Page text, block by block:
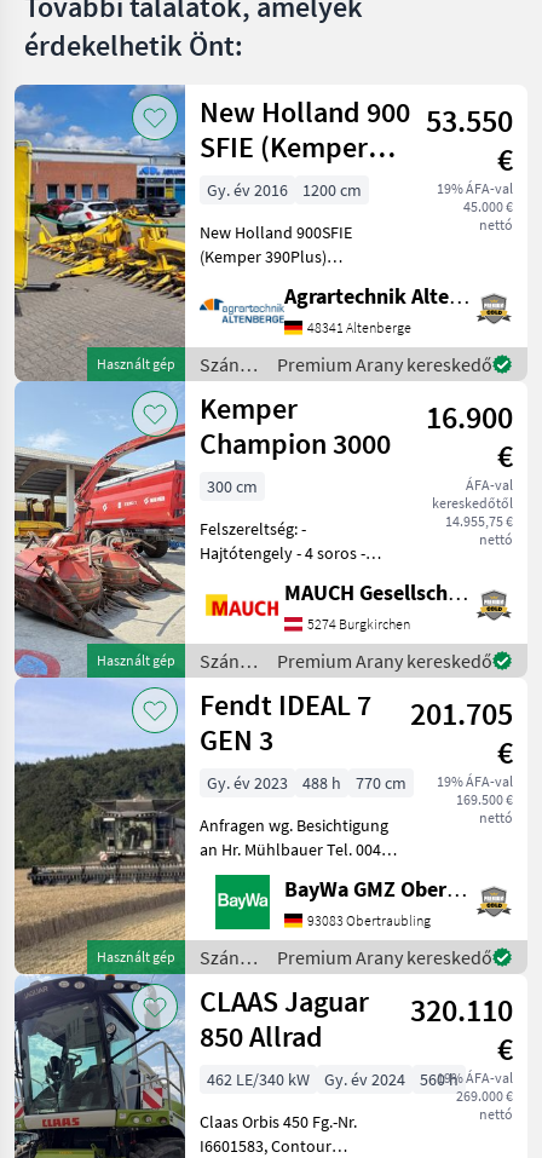
MARKETPLACE
Kereskedői
ajánlatok
érdekelhetik Önt:
Használt gép
New Holland 900
SFIE (Kemper
390Plus)
53.550
€
19% ÁFA-val
45.000 €
nettó
Gy. év 2016
1200 cm
New Holland 900SFIE
(Kemper 390Plus)
Gebrauchtmaschine -
Baujahr: 2016 - Modeljahr:
2016 - 12 Reihen bei 75cm
Reihe (900cm Arbeitsbreite)
- Reihenf
Agrartechnik Altenberge GmbH
48341 Altenberge
Szántóföldi
betakarítógépek
/ New
Holland
Premium Arany kereskedő
Használt gép
Kemper
Champion 3000
16.900
€
ÁFA-val
kereskedőtől
14.955,75 €
nettó
300 cm
Felszereltség: -
Hajtótengely - 4 soros -
Elektromos vezérlés -
Hidraulikus toronyforgatás
- Elektromos dobási
távolság-beállítás A gép B
MAUCH Gesellschaft m.b.H. & Co.KG
5274 Burgkirchen
Szántóföldi
betakarítógépek
/
Kemper
Premium Arany kereskedő
Használt gép
Fendt IDEAL 7
GEN 3
201.705
€
19% ÁFA-val
169.500 €
nettó
Gy. év 2023 488 h
770 cm
Anfragen wg. Besichtigung
an Hr. Mühlbauer Tel. 0049
151 1610 4033.Rapsmesser,
Fedélzeti számítógép,
hidrosztatikus, Összkerék
meghajtás, Repcevágó
asztal, Szalmaszecsk
BayWa GMZ Obertraubling
93083 Obertraubling
Szántóföldi
betakarítógépek
/ Fendt
Premium Arany kereskedő
CLAAS Jaguar
850 Allrad
320.110
€
19% ÁFA-val
269.000 €
nettó
462 LE/340 kW Gy. év 2024
560 h
Claas Orbis 450 Fg.-Nr.
I6601583, Contour